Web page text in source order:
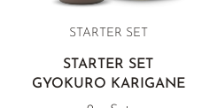
STARTER SET
STARTER SET
GYOKURO KARIGANE